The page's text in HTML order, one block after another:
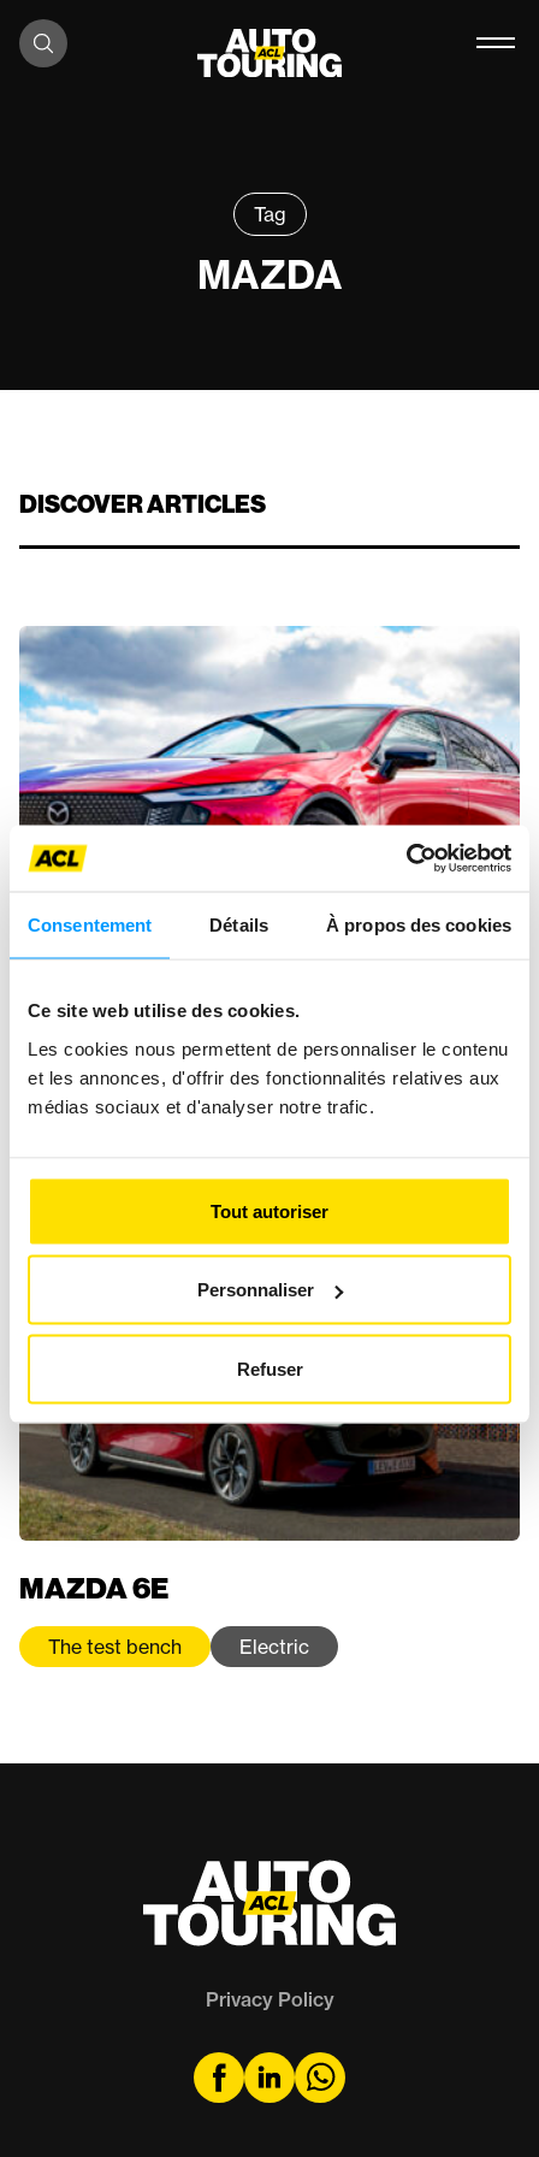
Consentement Détails À propos des cookies
Ce site web utilise des cookies.
Les cookies nous permettent de personnaliser le contenu
et les annonces, d'offrir des fonctionnalités relatives aux
médias sociaux et d'analyser notre trafic.
Tout autoriser
Personnaliser
Refuser
Skip to content
Tag
MAZDA
DISCOVER ARTICLES
MAZDA 6E
The test bench Electric
MAZDA 6E
The test bench Electric
Privacy Policy